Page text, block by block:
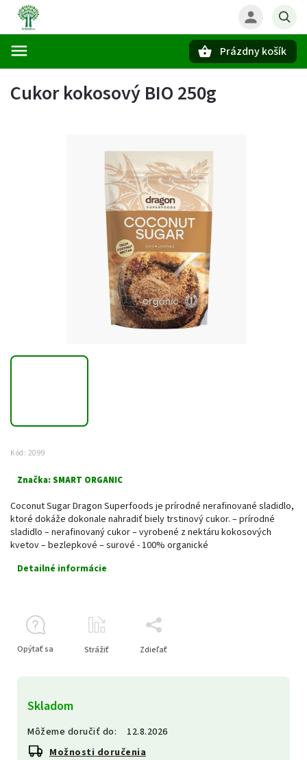
Prázdny košík
Cukor kokosový BIO 250g
Kód: 2099
Značka: SMART ORGANIC
Skladom
Môžeme doručiť do:
12.8.2026
Možnosti doručenia
Coconut Sugar Dragon Superfoods je prírodné nerafinované sladidlo,
ktoré dokáže dokonale nahradiť biely trstinový cukor. – prírodné
sladidlo – nerafinovaný cukor – vyrobené z nektáru kokosových
kvetov – bezlepkové – surové - 100% organické
Detailné informácie
Opýtať sa Strážiť Zdieľať